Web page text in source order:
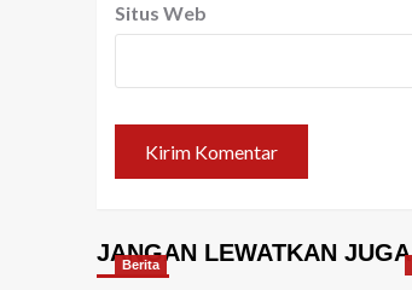
Situs Web
JANGAN LEWATKAN JUGA
Berita